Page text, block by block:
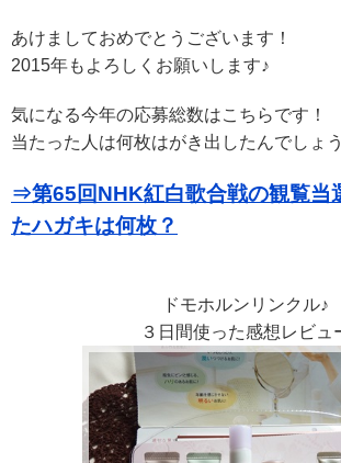
あけましておめでとうございます！
2015年もよろしくお願いします♪
気になる今年の応募総数はこちらです！
当たった人は何枚はがき出したんでしょ
⇒第65回NHK紅白歌合戦の観覧当
たハガキは何枚？
ドモホルンリンクル♪
３日間使った感想レビュ